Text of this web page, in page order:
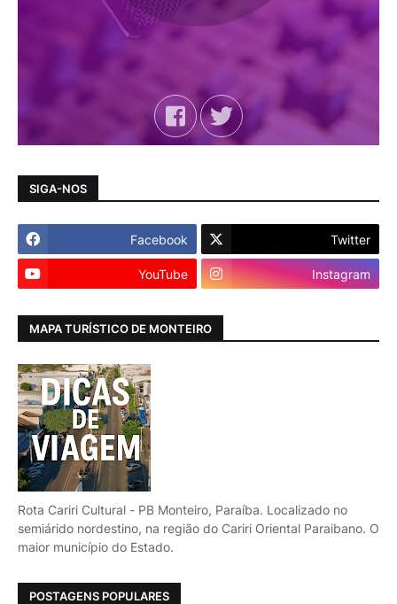
SIGA-NOS
Facebook Twitter
YouTube Instagram
MAPA TURÍSTICO DE MONTEIRO
Rota Cariri Cultural - PB Monteiro, Paraíba. Localizado no
semiárido nordestino, na região do Cariri Oriental Paraibano. O
maior município do Estado.
POSTAGENS POPULARES